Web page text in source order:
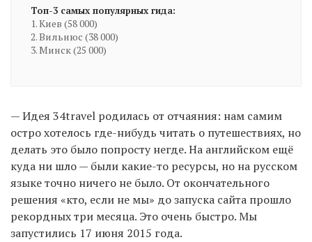
Топ-3 самых популярных гида:
1. Киев (58 000)
2. Вильнюс (38 000)
3. Минск (25 000)
— Идея 34travel родилась от отчаяния: нам самим
остро хотелось где-нибудь читать о путешествиях, но
делать это было попросту негде. На английском ещё
куда ни шло — были какие-то ресурсы, но на русском
языке точно ничего не было. От окончательного
решения «кто, если не мы» до запуска сайта прошло
рекордных три месяца. Это очень быстро. Мы
запустились 17 июня 2015 года.